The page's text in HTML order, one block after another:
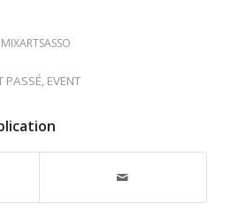
MIXARTSASSO
PASSÉ, EVENT